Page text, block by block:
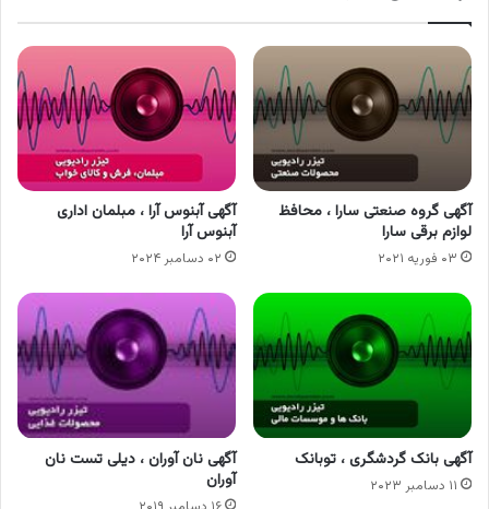
آگهی گروه صنعتی سارا ، محافظ
لوازم برقی سارا
۰۳ فوریه ۲۰۲۱
آگهی آبنوس آرا ، مبلمان اداری
آبنوس آرا
۰۲ دسامبر ۲۰۲۴
آگهی بانک گردشگری ، توبانک
۱۱ دسامبر ۲۰۲۳
آگهی نان آوران ، دیلی تست نان
آوران